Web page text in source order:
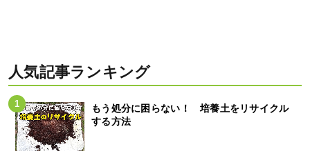
人気記事ランキング
もう処分に困らない！ 培養土をリサイクル
する方法